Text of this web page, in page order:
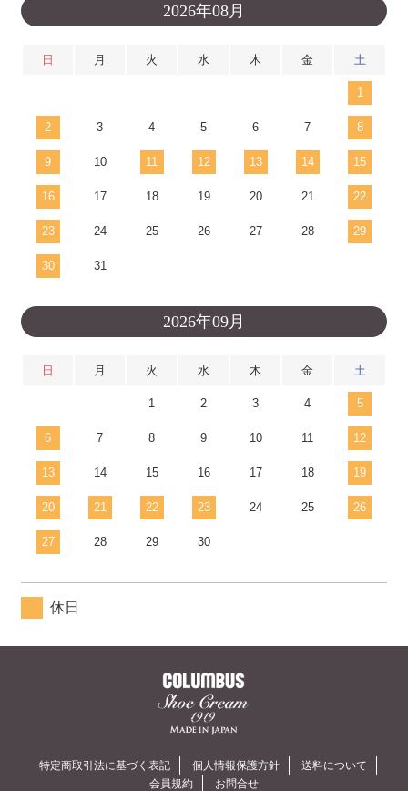
2026年08月
日 月 火 水 木 金 土
1
2 3 4 5 6 7 8
9 10 11 12 13 14 15
16 17 18 19 20 21 22
23 24 25 26 27 28 29
30 31
2026年09月
日 月 火 水 木 金 土
1 2 3 4 5
6 7 8 9 10 11 12
13 14 15 16 17 18 19
20 21 22 23 24 25 26
27 28 29 30
休日
特定商取引法に基づく表記 個人情報保護方針
送料について
会員規約
お問合せ